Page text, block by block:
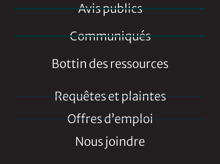
Avis publics
Communiqués
Bottin des ressources
Requêtes et plaintes
Offres d’emploi
Nous joindre